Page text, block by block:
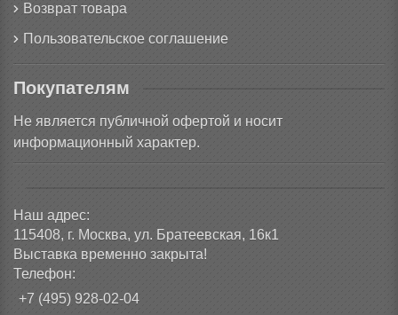
Возврат товара
Пользовательское соглашение
Покупателям
Не является публичной офертой и носит
информационный характер.
Наш адрес:
115408, г. Москва, ул. Братеевская, 16к1
Выставка временно закрыта!
Телефон:
+7 (495) 928-02-04